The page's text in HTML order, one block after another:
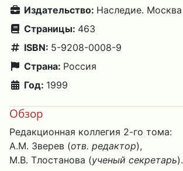
Издательство: Наследие. Москва
Страницы: 463
ISBN: 5-9208-0008-9
Страна: Россия
Год: 1999
Обзор
Редакционная коллегия 2-го тома:
А.М. Зверев (отв. редактор),
М.В. Тлостанова (ученый секретарь).